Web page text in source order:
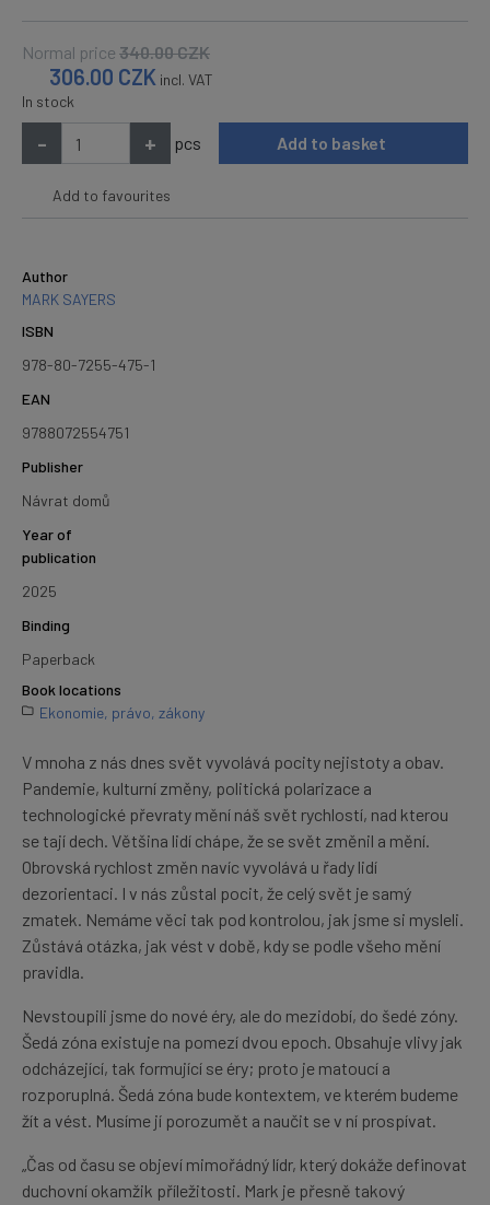
Normal price 340.00CZK
306.00 CZK incl. VAT
In stock
- + pcs Add to basket
Add to favourites
Author
MARK SAYERS
ISBN
978-80-7255-475-1
EAN
9788072554751
Publisher
Návrat domů
Year of
publication
2025
Binding
Paperback
Book locations
Ekonomie, právo, zákony
V mnoha z nás dnes svět vyvolává pocity nejistoty a obav.
Pandemie, kulturní změny, politická polarizace a
technologické převraty mění náš svět rychlostí, nad kterou
se tají dech. Většina lidí chápe, že se svět změnil a mění.
Obrovská rychlost změn navíc vyvolává u řady lidí
dezorientaci. I v nás zůstal pocit, že celý svět je samý
zmatek. Nemáme věci tak pod kontrolou, jak jsme si mysleli.
Zůstává otázka, jak vést v době, kdy se podle všeho mění
pravidla.
Nevstoupili jsme do nové éry, ale do mezidobí, do šedé zóny.
Šedá zóna existuje na pomezí dvou epoch. Obsahuje vlivy jak
odcházející, tak formující se éry; proto je matoucí a
rozporuplná. Šedá zóna bude kontextem, ve kterém budeme
žít a vést. Musíme jí porozumět a naučit se v ní prospívat.
„Čas od času se objeví mimořádný lídr, který dokáže definovat
duchovní okamžik příležitosti. Mark je přesně takový